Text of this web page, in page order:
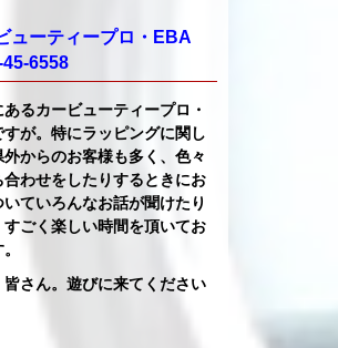
ューティープロ・EBA
6558
あるカービューティープロ・
すが。特にラッピングに関し
外からのお客様も多く、色々
合わせをしたりするときにお
いていろんなお話が聞けたり
すごく楽しい時間を頂いてお
皆さん。遊びに来てください